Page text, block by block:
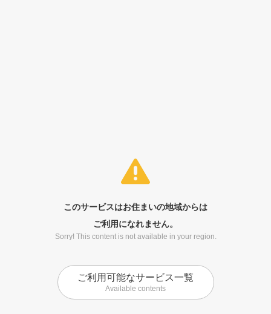
このサービスはお住まいの地域からは
ご利用になれません。
Sorry! This content is not available in your region.
ご利用可能なサービス一覧
Available contents